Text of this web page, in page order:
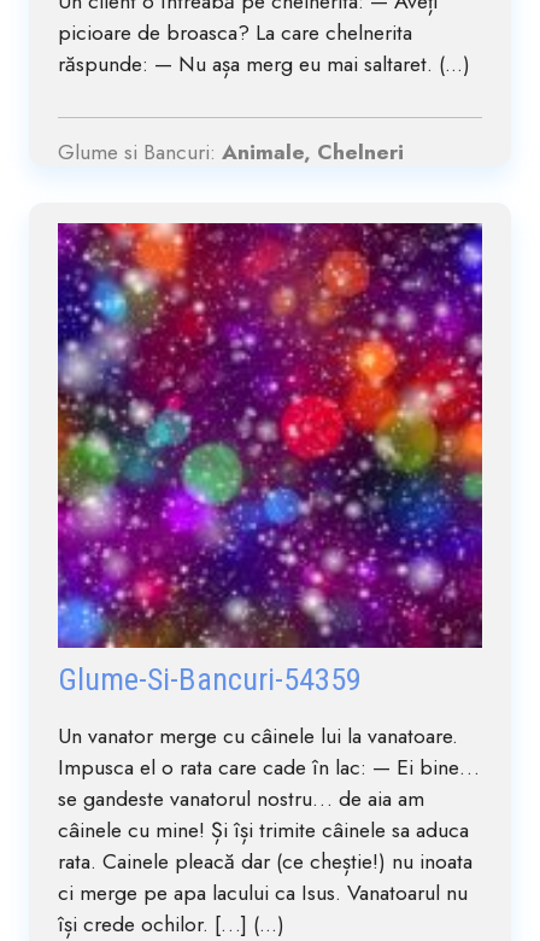
picioare de broasca? La care chelnerita
răspunde: — Nu așa merg eu mai saltaret. (...)
Glume si Bancuri: Animale, Chelneri
Glume-Si-Bancuri-54359
Un vanator merge cu câinele lui la vanatoare.
Impusca el o rata care cade în lac: — Ei bine…
se gandeste vanatorul nostru… de aia am
câinele cu mine! Și își trimite câinele sa aduca
rata. Cainele pleacă dar (ce cheștie!) nu inoata
ci merge pe apa lacului ca Isus. Vanatoarul nu
își crede ochilor. […] (...)